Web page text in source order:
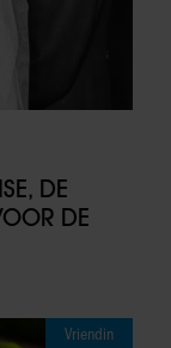
DE
DE
Vriendin